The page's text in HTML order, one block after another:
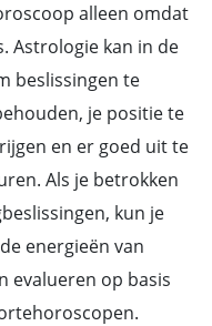
alleen omdat
Astrologie kan in de
beslissingen te
je positie te
en er goed uit te
Als je betrokken
kun je
energieën van
evalueren op basis